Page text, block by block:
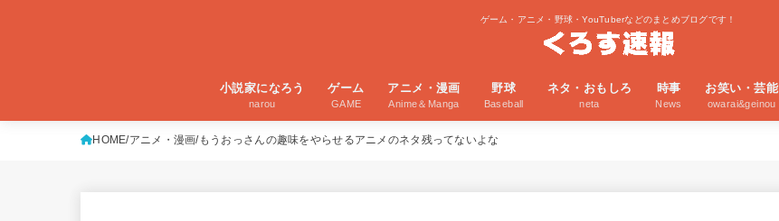
ゲーム・アニメ・野球・YouTuberなどのまとめブログです！
小説家になろう
narou
ゲーム
GAME
アニメ・漫画
Anime＆Manga
野球
Baseball
ネタ・おもしろ
neta
時事
News
お笑い・芸能
owarai&geinou
HOME アニメ・漫画 もうおっさんの趣味をやらせるアニメのネタ残ってないよな